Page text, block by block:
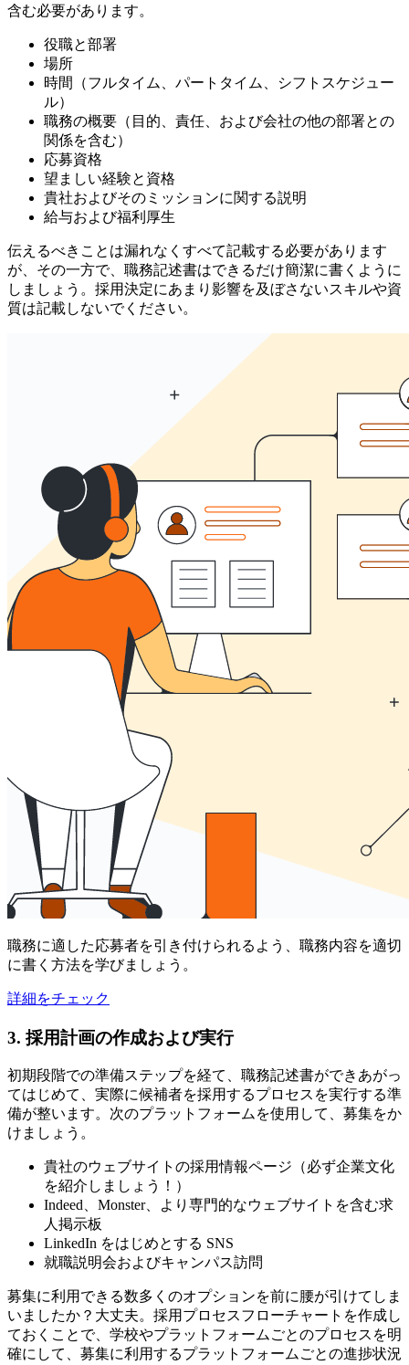
含む必要があります。
役職と部署
場所
時間（フルタイム、パートタイム、シフトスケジュー
ル）
職務の概要（目的、責任、および会社の他の部署との
関係を含む）
応募資格
望ましい経験と資格
貴社およびそのミッションに関する説明
給与および福利厚生
伝えるべきことは漏れなくすべて記載する必要があります
が、その一方で、職務記述書はできるだけ簡潔に書くように
しましょう。採用決定にあまり影響を及ぼさないスキルや資
質は記載しないでください。
職務に適した応募者を引き付けられるよう、職務内容を適切
に書く方法を学びましょう。
詳細をチェック
3. 採用計画の作成および実行
初期段階での準備ステップを経て、職務記述書ができあがっ
てはじめて、実際に候補者を採用するプロセスを実行する準
備が整います。次のプラットフォームを使用して、募集をか
けましょう。
貴社のウェブサイトの採用情報ページ（必ず企業文化
を紹介しましょう！）
Indeed、Monster、より専門的なウェブサイトを含む求
人掲示板
LinkedIn をはじめとする SNS
就職説明会およびキャンパス訪問
募集に利用できる数多くのオプションを前に腰が引けてしま
いましたか？大丈夫。採用プロセスフローチャートを作成し
ておくことで、学校やプラットフォームごとのプロセスを明
確にして、募集に利用するプラットフォームごとの進捗状況